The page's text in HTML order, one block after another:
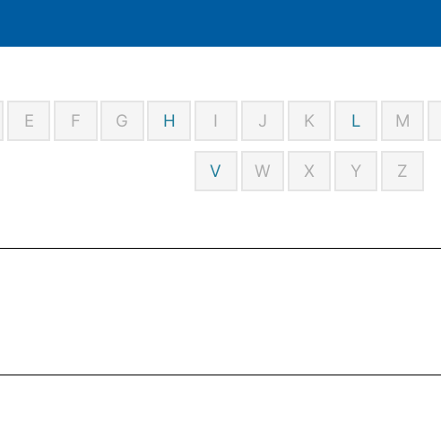
E F G H I J K L M
V W X Y Z